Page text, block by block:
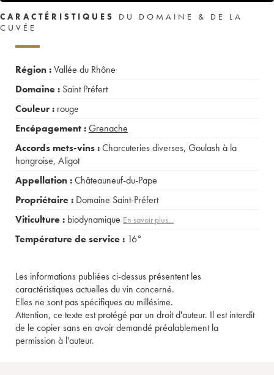
CARACTÉRISTIQUES
DU DOMAINE & DE LA
CUVÉE
Région :Vallée du Rhône
Domaine : Saint Préfert
Couleur : rouge
Encépagement :Grenache
Accords mets-vins :Charcuteries diverses, Goulash à la
hongroise, Aligot
Appellation :Châteauneuf-du-Pape
Propriétaire : Domaine Saint-Préfert
Viticulture : biodynamique En savoir plus...
Température de service : 16°
Les informations publiées ci-dessus présentent les
caractéristiques actuelles du vin concerné.
Elles ne sont pas spécifiques au millésime.
Attention, ce texte est protégé par un droit d'auteur. Il est interdit
de le copier sans en avoir demandé préalablement la
permission à l'auteur.